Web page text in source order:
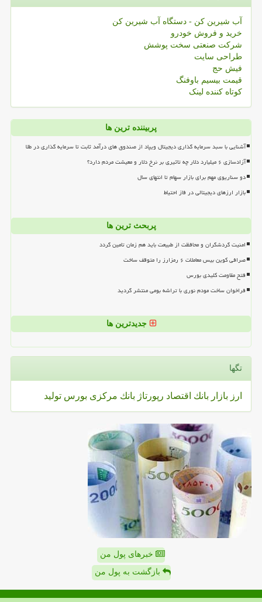
آب شیرین کن - دستگاه آب شیرین کن
خرید و فروش خودرو
شرکت صنعتی سخت پوشش
طراحی سایت
فیش حج
قیمت بیسیم باوفنگ
کوتاه کننده لینک
پربیننده ترین ها
آشنایی با سبد سرمایه گذاری دیجیتال ویپاد از صندوق های درآمد ثابت تا سرمایه گذاری در طلا
آزادسازی ۶ میلیارد دلار چه تاثیری بر نرخ دلار و معیشت مردم دارد؟
دو سناریوی مهم برای بازار سهام تا انتهای سال
بازار ارزهای دیجیتالی در فاز احتیاط
پربحث ترین ها
امنیت گردشگران و محافظت از طبیعت باید هم زمان تامین گردد
صرافی کوین بیس معاملات ۶ رمزارز را متوقف ساخت
فتح مقاومت کلیدی بورس
فراخوان ساخت مودم نوری با تراشه بومی منتشر گردید
جدیدترین ها
تگها
ارز بازار بانك اقتصاد رپورتاژ بانك مركزی بورس تولید
خبرهای پول من
بازگشت به پول من